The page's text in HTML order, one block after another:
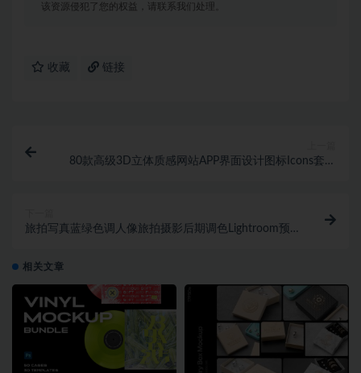
该资源侵犯了您的权益，请联系我们处理。
收藏 链接
80款高级3D立体质感网站APP界面设计图标Icons套件
旅拍写真蓝绿色调人像旅拍摄影后期调色Lightroom预
相关文章